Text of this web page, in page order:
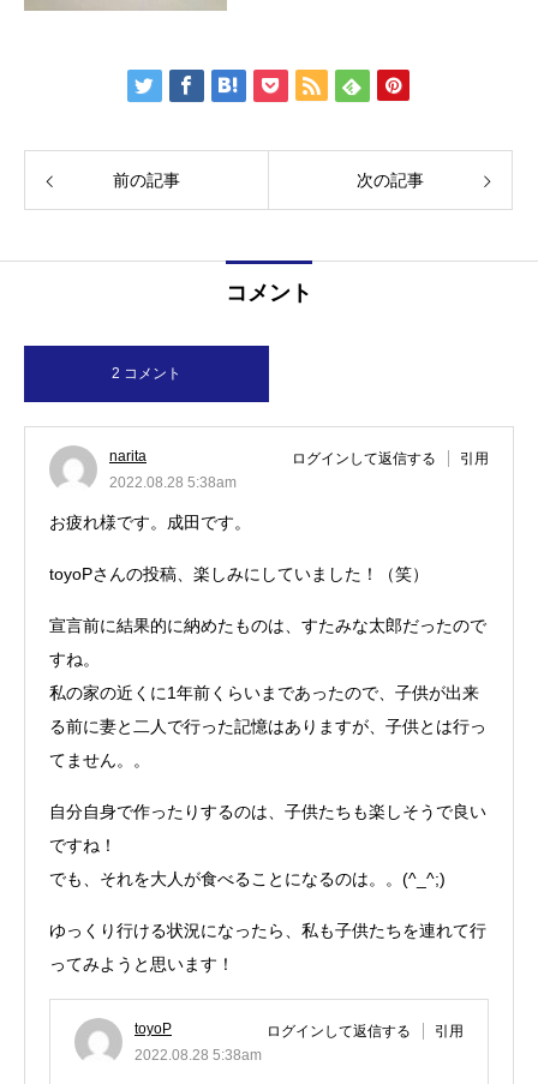
前の記事 次の記事
コメント
2 コメント
narita
2022.08.28 5:38am
ログインして返信する 引用
お疲れ様です。成田です。
toyoPさんの投稿、楽しみにしていました！（笑）
宣言前に結果的に納めたものは、すたみな太郎だったので
すね。
私の家の近くに1年前くらいまであったので、子供が出来
る前に妻と二人で行った記憶はありますが、子供とは行っ
てません。。
自分自身で作ったりするのは、子供たちも楽しそうで良い
ですね！
でも、それを大人が食べることになるのは。。(^_^;)
ゆっくり行ける状況になったら、私も子供たちを連れて行
ってみようと思います！
toyoP
2022.08.28 5:38am
ログインして返信する 引用